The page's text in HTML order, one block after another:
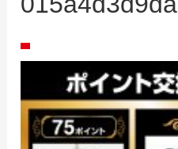
お問い合わせ